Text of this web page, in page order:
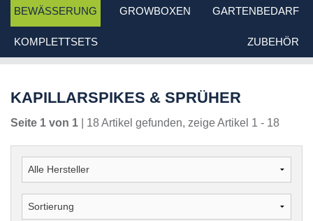
BEWÄSSERUNG GROWBOXEN GARTENBEDARF
KOMPLETTSETS ZUBEHÖR
KAPILLARSPIKES & SPRÜHER
Seite 1 von 1 | 18 Artikel gefunden, zeige Artikel 1 - 18